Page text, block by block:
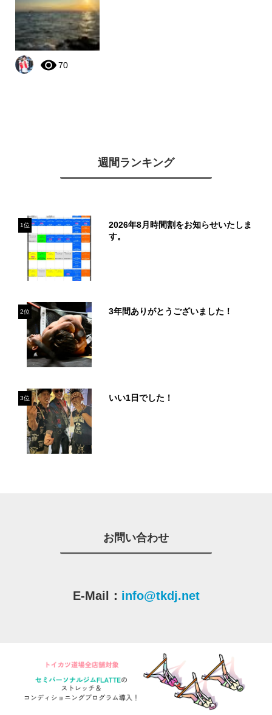
70
週間ランキング
1位
2026年8月時間割をお知らせいたしま
す。
2位 3年間ありがとうございました！
3位 いい1日でした！
お問い合わせ
E-Mail： info@tkdj.net